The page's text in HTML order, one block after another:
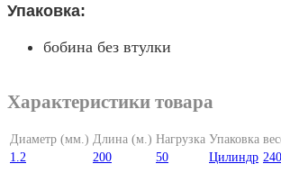
Упаковка:
бобина без втулки
Характеристики товара
Диаметр (мм.) Длина (м.) Нагрузка Упаковка
1.2
200 50 Цилиндр